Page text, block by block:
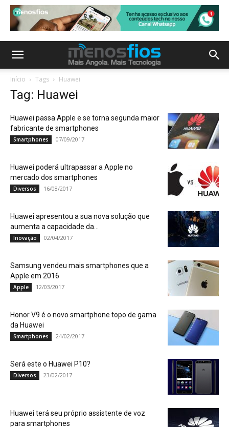
Início Tags Huawei
Tag: Huawei
Huawei passa Apple e se torna segunda maior
fabricante de smartphones
Smartphones 07/09/2017
Huawei poderá ultrapassar a Apple no
mercado dos smartphones
Diversos 16/08/2017
Huawei apresentou a sua nova solução que
aumenta a capacidade da...
Inovação 02/04/2017
Samsung vendeu mais smartphones que a
Apple em 2016
Apple 12/03/2017
Honor V9 é o novo smartphone topo de gama
da Huawei
Smartphones 24/02/2017
Será este o Huawei P10?
Diversos 23/02/2017
Huawei terá seu próprio assistente de voz
para smartphones